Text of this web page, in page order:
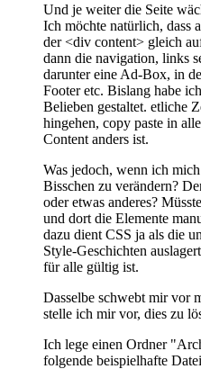
Und je weiter die Seite
Ich möchte natürlich, dass
der <div content> gleich
dann die navigation, links
darunter eine Ad-Box, in
Footer etc. Bislang habe
Belieben gestaltet. etliche
hingehen, copy paste in
Content anders ist.
Was jedoch, wenn ich
Bisschen zu verändern?
oder etwas anderes?
und dort die Elemente
dazu dient CSS ja als die
Style-Geschichten
für alle gültig ist.
Dasselbe schwebt mir vor
stelle ich mir vor, dies zu
Ich lege einen Ordner
folgende beispielhafte